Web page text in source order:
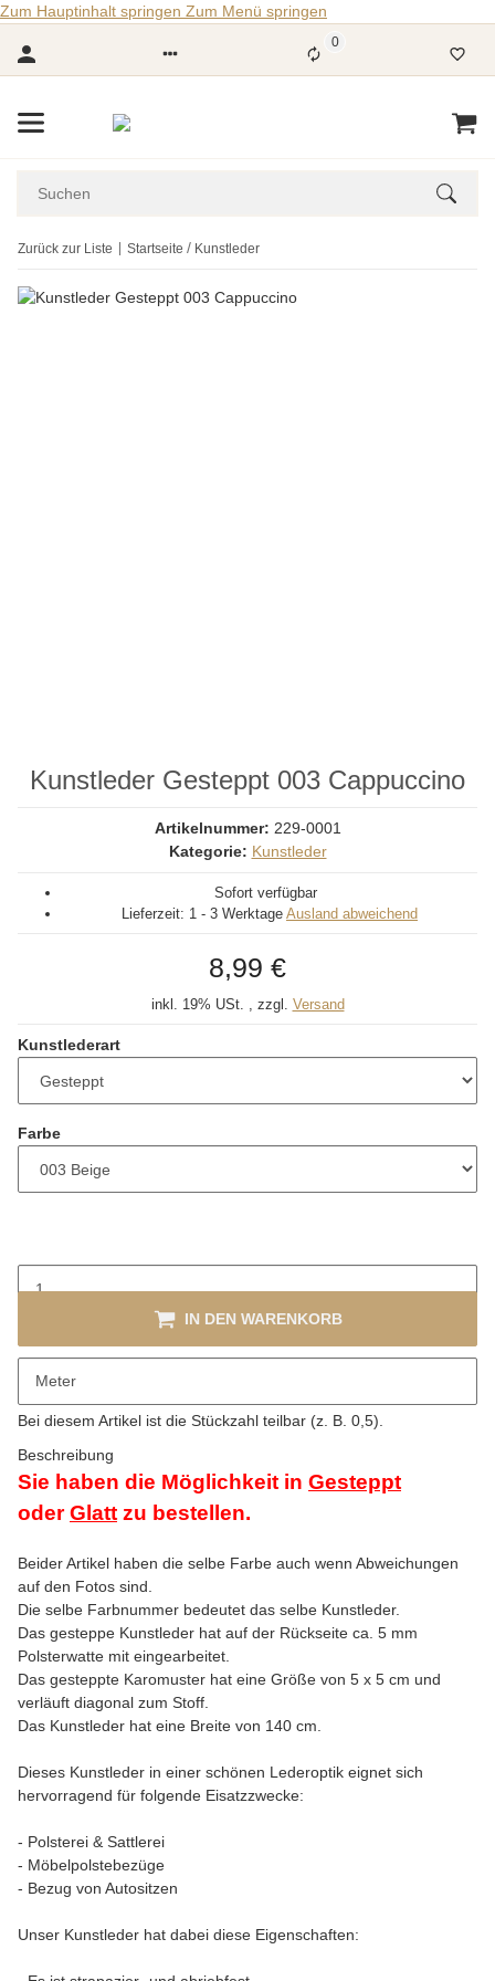
Zum Hauptinhalt springen Zum Menü springen
0
Zurück zur Liste Startseite Kunstleder
Kunstleder Gesteppt 003 Cappuccino
Artikelnummer: 229-0001
Kategorie: Kunstleder
Sofort verfügbar
Lieferzeit: 1 - 3 Werktage Ausland abweichend
8,99 €
inkl. 19% USt. , zzgl. Versand
Kunstlederart
Farbe
Meter
IN DEN WARENKORB
Bitte beachten Sie die Mindestabnahme von 1 Meter.
Bei diesem Artikel ist die Stückzahl teilbar (z. B. 0,5).
Beschreibung
Sie haben die Möglichkeit in Gesteppt
oderGlatt zu bestellen.
Beider Artikel haben die selbe Farbe auch wenn Abweichungen
auf den Fotos sind.
Die selbe Farbnummer bedeutet das selbe Kunstleder.
Das gesteppe Kunstleder hat auf der Rückseite ca. 5 mm
Polsterwatte mit eingearbeitet.
Das gesteppte Karomuster hat eine Größe von 5 x 5 cm und
verläuft diagonal zum Stoff.
Das Kunstleder hat eine Breite von 140 cm.
Dieses Kunstleder in einer schönen Lederoptik eignet sich
hervorragend für folgende Eisatzzwecke:
- Polsterei & Sattlerei
- Möbelpolstebezüge
- Bezug von Autositzen
Unser Kunstleder hat dabei diese Eigenschaften: